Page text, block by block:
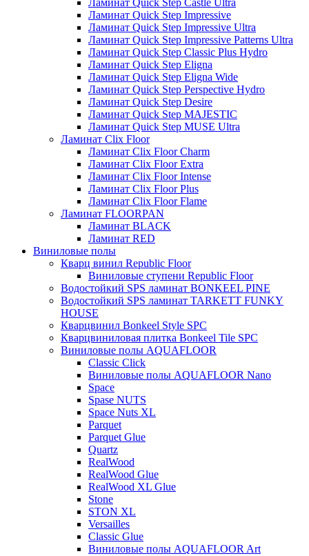
Ламинат Quick Step Castle Ultra
Ламинат Quick Step Impressive
Ламинат Quick Step Impressive Ultra
Ламинат Quick Step Impressive Patterns Ultra
Ламинат Quick Step Classic Plus Hydro
Ламинат Quick Step Eligna
Ламинат Quick Step Eligna Wide
Ламинат Quick Step Perspective Hydro
Ламинат Quick Step Desire
Ламинат Quick Step MAJESTIC
Ламинат Quick Step MUSE Ultra
Ламинат Clix Floor
Ламинат Clix Floor Charm
Ламинат Clix Floor Extra
Ламинат Clix Floor Intense
Ламинат Clix Floor Plus
Ламинат Clix Floor Flame
Ламинат FLOORPAN
Ламинат BLACK
Ламинат RED
Виниловые полы
Кварц винил Republic Floor
Виниловые ступени Republic Floor
Водостойкий SPS ламинат BONKEEL PINE
Водостойкий SPS ламинат TARKETT FUNKY
HOUSE
Кварцвинил Bonkeel Style SPC
Кварцвиниловая плитка Bonkeel Tile SPC
Виниловые полы AQUAFLOOR
Classic Click
Виниловые полы AQUAFLOOR Nano
Space
Spase NUTS
Space Nuts XL
Parquet
Parquet Glue
Quartz
RealWood
RealWood Glue
RealWood XL Glue
Stone
STON XL
Versailles
Classic Glue
Виниловые полы AQUAFLOOR Art